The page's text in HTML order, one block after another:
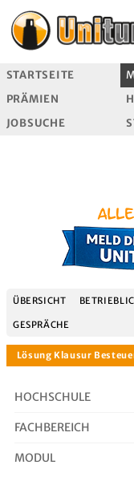
STARTSEITE
PRÄMIEN
JOBSUCHE
ÜBERSICHT
GESPRÄCHE
HOCHSCHULE
FACHBEREICH
MODUL